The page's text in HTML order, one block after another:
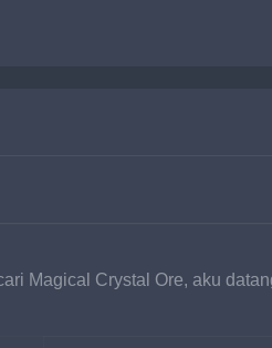
Magical Crystal Ore, aku